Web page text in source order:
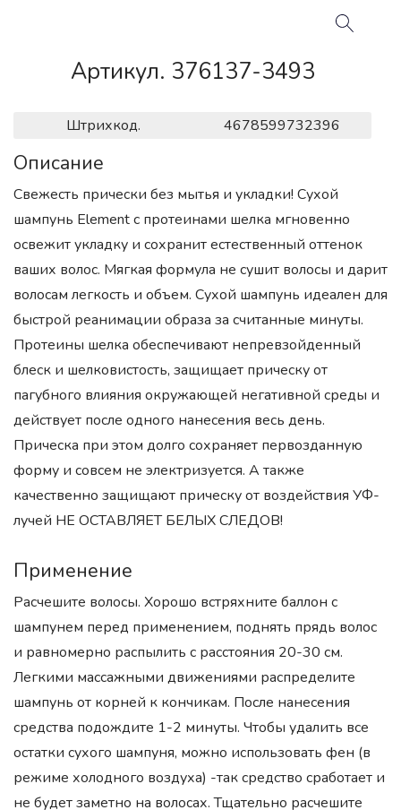
Артикул. 376137-3493
Штрихкод. 4678599732396
Описание
Свежесть прически без мытья и укладки! Сухой
шампунь Element с протеинами шелка мгновенно
освежит укладку и сохранит естественный оттенок
ваших волос. Мягкая формула не сушит волосы и дарит
волосам легкость и объем. Сухой шампунь идеален для
быстрой реанимации образа за считанные минуты.
Протеины шелка обеспечивают непревзойденный
блеск и шелковистость, защищает прическу от
пагубного влияния окружающей негативной среды и
действует после одного нанесения весь день.
Прическа при этом долго сохраняет первозданную
форму и совсем не электризуется. А также
качественно защищают прическу от воздействия УФ-
лучей НЕ ОСТАВЛЯЕТ БЕЛЫХ СЛЕДОВ!
Применение
Расчешите волосы. Хорошо встряхните баллон с
шампунем перед применением, поднять прядь волос
и равномерно распылить с расстояния 20-30 см.
Легкими массажными движениями распределите
шампунь от корней к кончикам. После нанесения
средства подождите 1-2 минуты. Чтобы удалить все
остатки сухого шампуня, можно использовать фен (в
режиме холодного воздуха) -так средство сработает и
не будет заметно на волосах. Тщательно расчешите